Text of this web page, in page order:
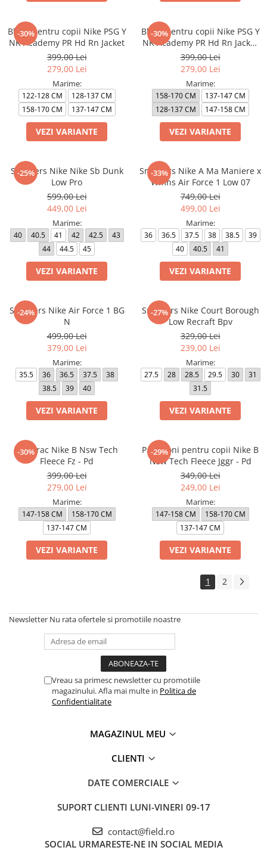
-30%
Bluza pentru copii Nike PSG Y
NK Academy PR Hd Rn Jacket
399,00 Lei
279,00 Lei
Marime:
122-128 CM
128-137 CM
158-170 CM
137-147 CM
VEZI VARIANTE
-30%
Bluza pentru copii Nike PSG Y
NK Academy PR Hd Rn Jacket
3R
399,00 Lei
279,00 Lei
Marime:
158-170 CM
137-147 CM
128-137 CM
147-158 CM
VEZI VARIANTE
-25%
Sneakers Nike Nike Sb Dunk
Low Pro
599,00 Lei
449,00 Lei
Marime:
40 40.5 41 42 42.5
43
44
44.5 45
VEZI VARIANTE
-33%
Sneakers Nike A Ma Maniere x
Wmns Air Force 1 Low 07
749,00 Lei
499,00 Lei
Marime:
36 36.5 37.5 38 38.5
39
40
40.5 41
VEZI VARIANTE
-24%
Sneakers Nike Air Force 1 BG
N
499,00 Lei
379,00 Lei
Marime:
35.5 36 36.5 37.5
38
38.5
39 40
VEZI VARIANTE
-27%
Sneakers Nike Court Borough
Low Recraft Bpv
329,00 Lei
239,00 Lei
Marime:
27.5 28 28.5 29.5 30
31
31.5
VEZI VARIANTE
-30%
Hanorac Nike B Nsw Tech
Fleece Fz - Pd
399,00 Lei
279,00 Lei
Marime:
147-158 CM
158-170 CM
137-147 CM
VEZI VARIANTE
-29%
Pantaloni pentru copii Nike B
Nsw Tech Fleece Jggr - Pd
349,00 Lei
249,00 Lei
Marime:
147-158 CM
158-170 CM
137-147 CM
VEZI VARIANTE
1 2
Newsletter Nu rata ofertele si promotiile noastre
Vreau sa primesc newsletter cu promotiile
magazinului. Afla mai multe in Politica de
Confidentialitate
MAGAZINUL MEU
CLIENTI
DATE COMERCIALE
SUPORT CLIENTI LUNI-VINERI 09-17
contact@field.ro
SOCIAL URMARESTE-NE IN SOCIAL MEDIA